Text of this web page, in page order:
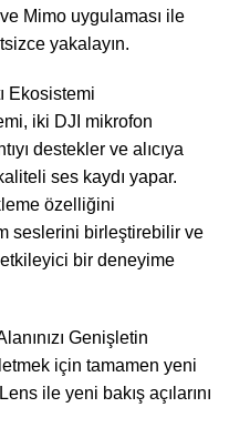
Mimo uygulaması ile
yakalayın.
Ekosistemi
iki DJI mikrofon
destekler ve alıcıya
ses kaydı yapar.
özelliğini
seslerini birleştirebilir ve
bir deneyime
Genişletin
için tamamen yeni
ile yeni bakış açılarını